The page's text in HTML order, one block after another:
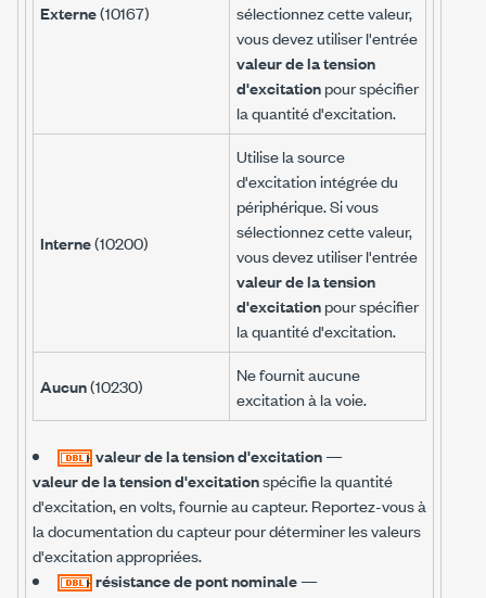
Externe(10167)
sélectionnez cette valeur,
vous devez utiliser l'entrée
valeur de la tension
d'excitationpour spécifier
la quantité d'excitation.
Interne(10200)
Utilise la source
d'excitation intégrée du
périphérique. Si vous
sélectionnez cette valeur,
vous devez utiliser l'entrée
valeur de la tension
d'excitationpour spécifier
la quantité d'excitation.
Aucun(10230)
Ne fournit aucune
excitation à la voie.
valeur de la tension d'excitation—
valeur de la tension d'excitationspécifie la quantité
d'excitation, en volts, fournie au capteur. Reportez-vous à
la documentation du capteur pour déterminer les valeurs
d'excitation appropriées.
résistance de pont nominale—